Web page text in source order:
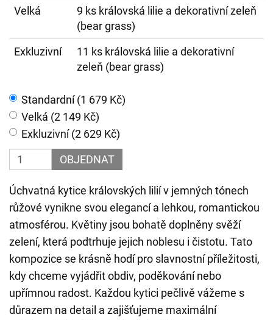
Velká
9 ks královská lilie a dekorativní zeleň
(bear grass)
Exkluzivní
11 ks královská lilie a dekorativní
zeleň (bear grass)
Standardní (1 679 Kč)
Velká (2 149 Kč)
Exkluzivní (2 629 Kč)
OBJEDNAT
Úchvatná kytice královských lilií v jemných tónech
růžové vynikne svou elegancí a lehkou, romantickou
atmosférou. Květiny jsou bohatě doplněny svěží
zelení, která podtrhuje jejich noblesu i čistotu. Tato
kompozice se krásně hodí pro slavnostní příležitosti,
kdy chceme vyjádřit obdiv, poděkování nebo
upřímnou radost. Každou kytici pečlivě vážeme s
důrazem na detail a zajišťujeme maximální